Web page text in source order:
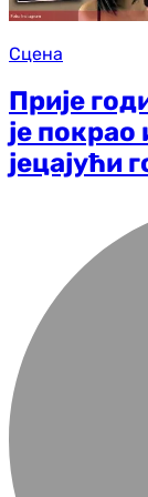
Сцена
Прије
је
јецајући